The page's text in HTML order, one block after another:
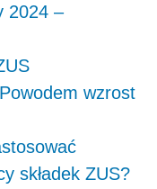
2024 –
wzrost
składek ZUS?